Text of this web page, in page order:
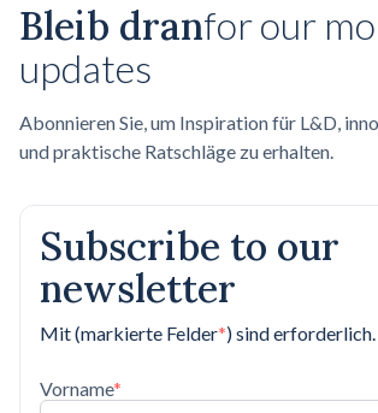
Bleib dranfor our
updates
Abonnieren Sie, um Inspiration für L&D,
und praktische Ratschläge zu erhalten.
Subscribe to our
newsletter
Mit (markierte Felder*) sind erforderlich.
Vorname*